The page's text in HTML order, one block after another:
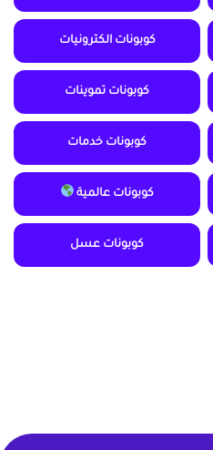
كوبونات الكترونيات
كوبونات تموينات
كوبونات خدمات
كوبونات عالمية
كوبونات عسل